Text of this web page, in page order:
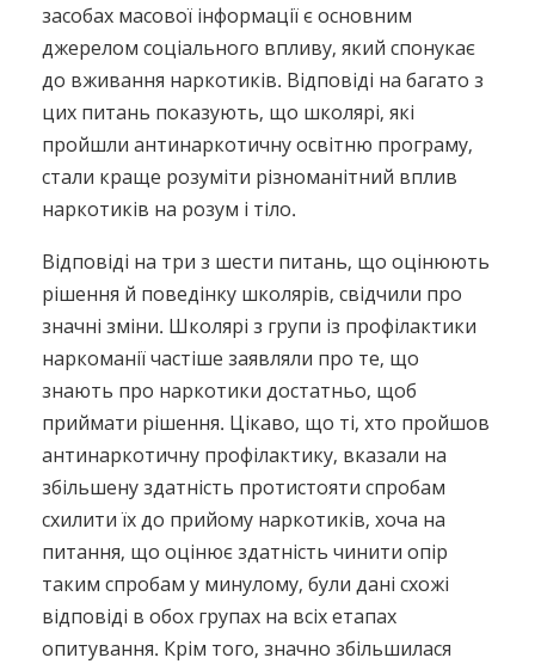
засобах масової інформації є основним
джерелом соціального впливу, який спонукає
до вживання наркотиків. Відповіді на багато з
цих питань показують, що школярі, які
пройшли антинаркотичну освітню програму,
стали краще розуміти різноманітний вплив
наркотиків на розум і тіло.
Відповіді на три з шести питань, що оцінюють
рішення й поведінку школярів, свідчили про
значні зміни. Школярі з групи із профілактики
наркоманії частіше заявляли про те, що
знають про наркотики достатньо, щоб
приймати рішення. Цікаво, що ті, хто пройшов
антинаркотичну профілактику, вказали на
збільшену здатність протистояти спробам
схилити їх до прийому наркотиків, хоча на
питання, що оцінює здатність чинити опір
таким спробам у минулому, були дані схожі
відповіді в обох групах на всіх етапах
опитування. Крім того, значно збільшилася